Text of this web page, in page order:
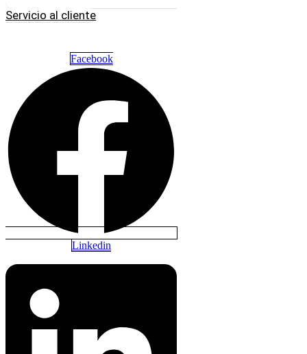
Servicio al cliente
Facebook
Linkedin